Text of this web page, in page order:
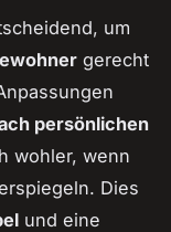
um
gerecht
persönlichen
wohler, wenn
Dies
und eine